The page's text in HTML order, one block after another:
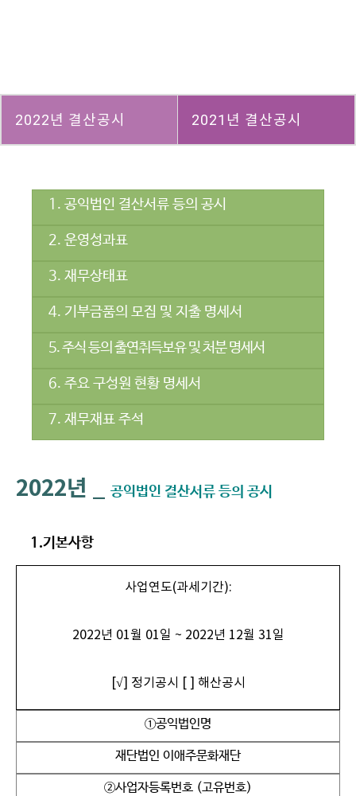
2022년 결산공시 2021년 결산공시
1. 공익법인 결산서류 등의 공시
2. 운영성과표
3. 재무상태표
4. 기부금품의 모집 및 지출 명세서
5. 주식 등의 출연취득보유 및 처분 명세서
6. 주요 구성원 현황 명세서
7. 재무재표 주석
2022년 _ 공익법인 결산서류 등의 공시
1.기본사항
사업연도(과세기간):
2022년 01월 01일 ~ 2022년 12월 31일
[√] 정기공시 [ ] 해산공시
①공익법인명
재단법인 이애주문화재단
②사업자등록번호 (고유번호)